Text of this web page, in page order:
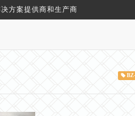
方案提供商和生产商